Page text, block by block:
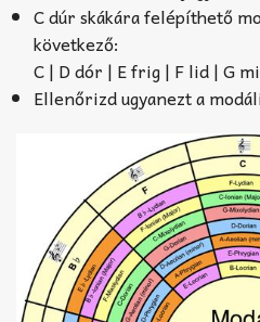
C dúr skákára felépíthető
következő:
C | D dór | E frig | F lid | G
Ellenőrizd ugyanezt a